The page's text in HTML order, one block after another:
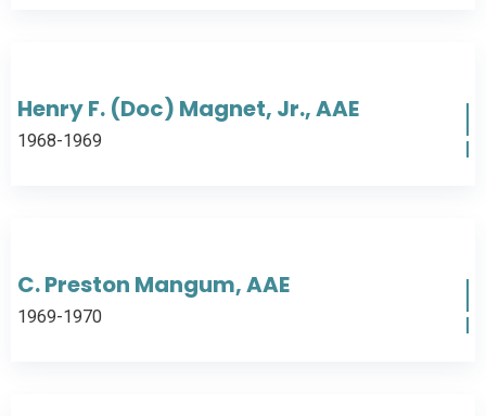
Henry F. (Doc) Magnet, Jr., AAE
1968-1969
C. Preston Mangum, AAE
1969-1970